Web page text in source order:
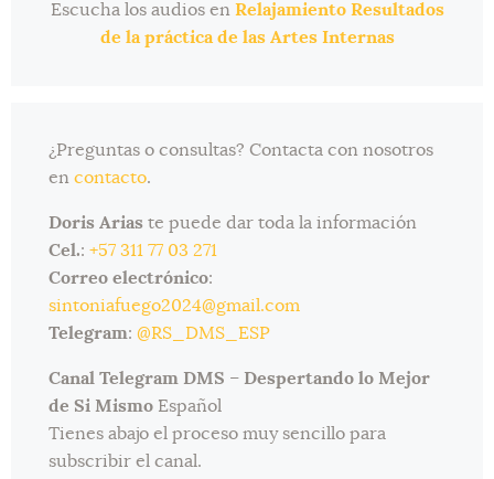
Escucha los audios en Relajamiento Resultados
de la práctica de las Artes Internas
¿Preguntas o consultas? Contacta con nosotros
encontacto.
Doris Arias te puede dar toda la información
Cel.:+57 311 77 03 271
Correo electrónico:
sintoniafuego2024@gmail.com
Telegram:@RS_DMS_ESP
Canal Telegram DMS –Despertando lo Mejor
de Si Mismo Español
Tienes abajo el proceso muy sencillo para
subscribir el canal.